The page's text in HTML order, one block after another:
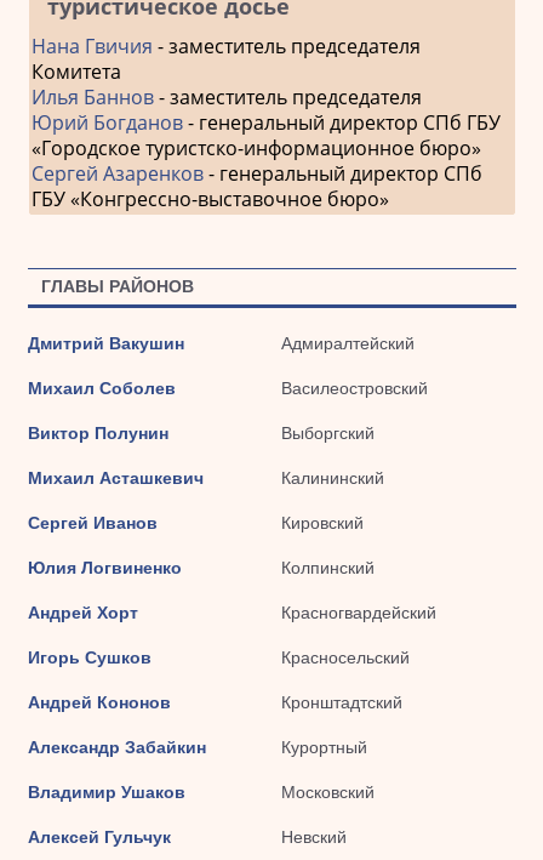
туристическое досье
Нана Гвичия - заместитель председателя
Комитета
Илья Баннов- заместитель председателя
Юрий Богданов- генеральный директор СПб ГБУ
«Городское туристско-информационное бюро»
Сергей Азаренков- генеральный директор СПб
ГБУ «Конгрессно-выставочное бюро»
ГЛАВЫ РАЙОНОВ
Дмитрий Вакушин Адмиралтейский
Михаил Соболев Василеостровский
Виктор Полунин Выборгский
Михаил Асташкевич Калининский
Сергей Иванов Кировский
Юлия Логвиненко Колпинский
Андрей Хорт Красногвардейский
Игорь Сушков Красносельский
Андрей Кононов Кронштадтский
Александр Забайкин Курортный
Владимир Ушаков Московский
Алексей Гульчук Невский